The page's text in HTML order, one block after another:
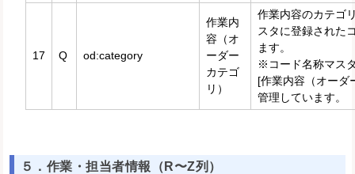
17 Q od:category
作業内
容（オ
ーダー
カテゴ
リ）
作業内容のカテゴ
スタに登録された
ます。
※コード名称マス
[作業内容（オーダ
管理しています。
５．作業・担当者情報（R〜Z列）